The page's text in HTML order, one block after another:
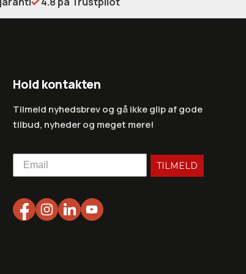
Hold kontakten
Tilmeld nyhedsbrev og gå ikke glip af gode
tilbud, nyheder og meget mere!
TILMELD